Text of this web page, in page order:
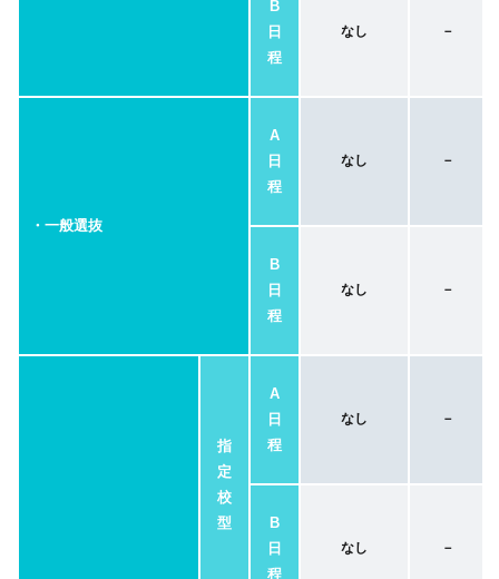
B
日
程
なし －
・一般選抜
A
日
程
なし －
B
日
程
なし －
指
定
校
型
A
日
程
なし －
B
日
程
なし －